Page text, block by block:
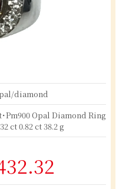
diamond
･Pm900 Opal Diamond Ring
ct 0.82 ct 38.2 g